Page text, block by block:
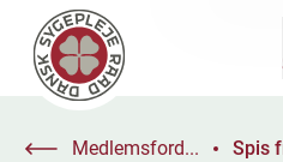
Medlemsford... Spis